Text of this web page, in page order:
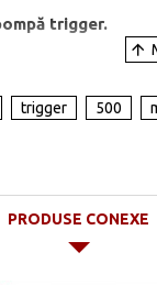
trigger.
trigger 500
PRODUSE CONEXE